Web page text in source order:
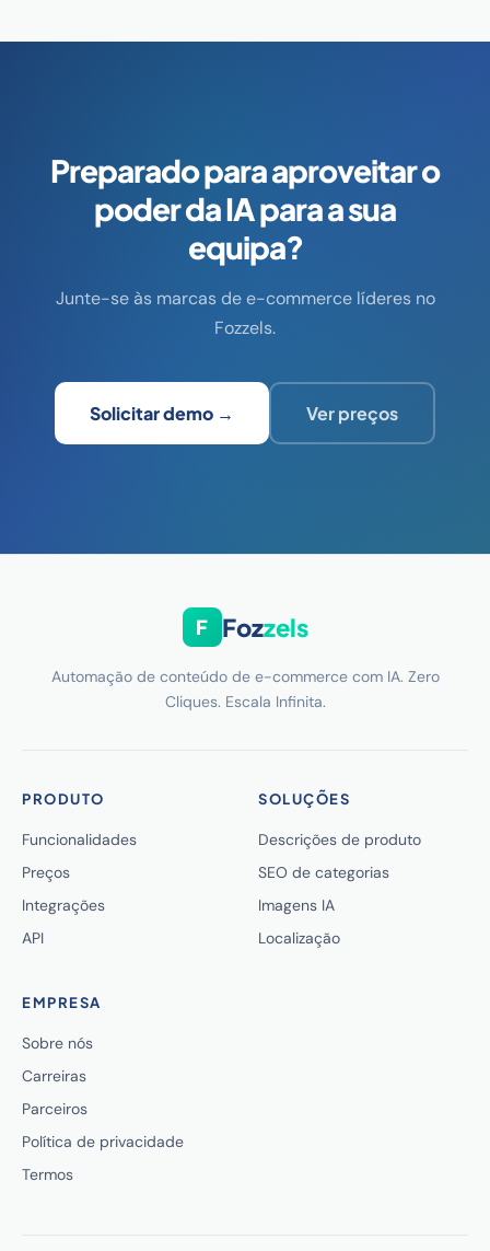
Preparado para aproveitar o
poder da IA para a sua
equipa?
Junte-se às marcas de e-commerce líderes no
Fozzels.
Solicitar demo → Ver preços
F Fozzels
Automação de conteúdo de e-commerce com IA. Zero
Cliques. Escala Infinita.
PRODUTO
Funcionalidades
Preços
Integrações
API
SOLUÇÕES
Descrições de produto
SEO de categorias
Imagens IA
Localização
EMPRESA
Sobre nós
Carreiras
Parceiros
Política de privacidade
Termos